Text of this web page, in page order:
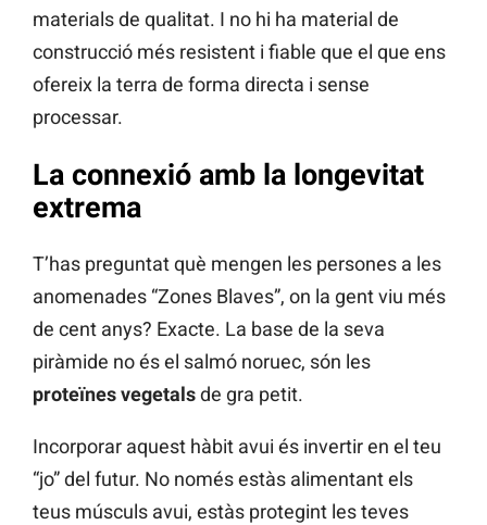
materials de qualitat. I no hi ha material de
construcció més resistent i fiable que el que ens
ofereix la terra de forma directa i sense
processar.
La connexió amb la longevitat
extrema
T’has preguntat què mengen les persones a les
anomenades “Zones Blaves”, on la gent viu més
de cent anys? Exacte. La base de la seva
piràmide no és el salmó noruec, són les
proteïnes vegetalsde gra petit.
Incorporar aquest hàbit avui és invertir en el teu
“jo” del futur. No només estàs alimentant els
teus músculs avui, estàs protegint les teves